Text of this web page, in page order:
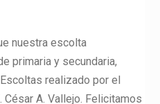
nuestra escolta
primaria y secundaria,
realizado por el
César A. Vallejo. Felicitamos